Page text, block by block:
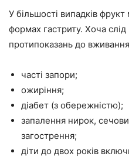
У більшості випадків фрукт
формах гастриту. Хоча слід
протипоказань до
часті запори;
ожиріння;
діабет (з обережністю);
запалення нирок,
загострення;
діти до двох років